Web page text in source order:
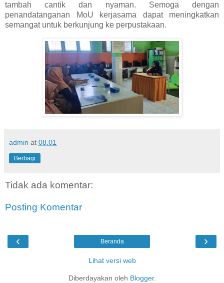
tambah cantik dan nyaman. Semoga dengan
penandatanganan MoU kerjasama dapat meningkatkan
semangat untuk berkunjung ke perpustakaan.
admin at 08.01
Berbagi
Tidak ada komentar:
Posting Komentar
‹ ›
Beranda
Lihat versi web
Diberdayakan oleh Blogger.